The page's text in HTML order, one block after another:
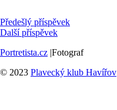
Předešlý příspěvek
Další příspěvek
Portretista.cz |Fotograf
© 2023 Plavecký klub Havířov